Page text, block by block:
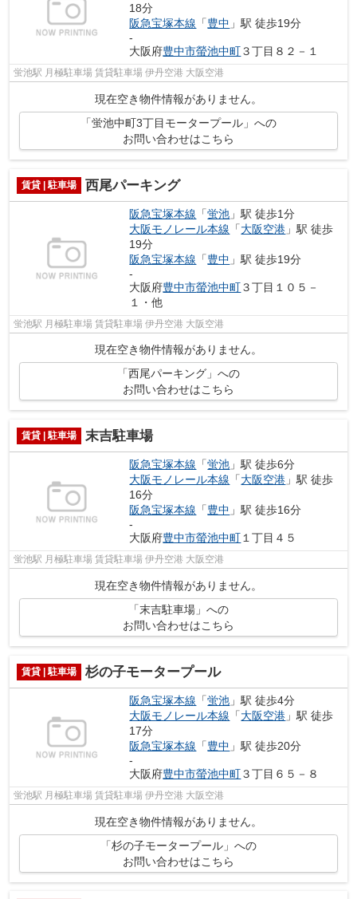
18分
阪急宝塚本線 「豊中 」駅 徒歩19分
-
大阪府豊中市螢池中町３丁目８２－１
蛍池駅 月極駐車場 賃貸駐車場 伊丹空港 大阪空港
現在空き物件情報がありません。
「蛍池中町3丁目モータープール」への
お問い合わせはこちら
賃貸 | 駐車場 西尾パーキング
阪急宝塚本線 「蛍池 」駅 徒歩1分
大阪モノレール本線 「大阪空港 」駅 徒歩
19分
阪急宝塚本線 「豊中 」駅 徒歩19分
-
大阪府豊中市螢池中町３丁目１０５－
１・他
蛍池駅 月極駐車場 賃貸駐車場 伊丹空港 大阪空港
現在空き物件情報がありません。
「西尾パーキング」への
お問い合わせはこちら
賃貸 | 駐車場 末吉駐車場
阪急宝塚本線 「蛍池 」駅 徒歩6分
大阪モノレール本線 「大阪空港 」駅 徒歩
16分
阪急宝塚本線 「豊中 」駅 徒歩16分
-
大阪府豊中市螢池中町 １丁目４５
蛍池駅 月極駐車場 賃貸駐車場 伊丹空港 大阪空港
現在空き物件情報がありません。
「末吉駐車場」への
お問い合わせはこちら
賃貸 | 駐車場 杉の子モータープール
阪急宝塚本線 「蛍池 」駅 徒歩4分
大阪モノレール本線 「大阪空港 」駅 徒歩
17分
阪急宝塚本線 「豊中 」駅 徒歩20分
-
大阪府豊中市螢池中町３丁目６５－８
蛍池駅 月極駐車場 賃貸駐車場 伊丹空港 大阪空港
現在空き物件情報がありません。
「杉の子モータープール」への
お問い合わせはこちら